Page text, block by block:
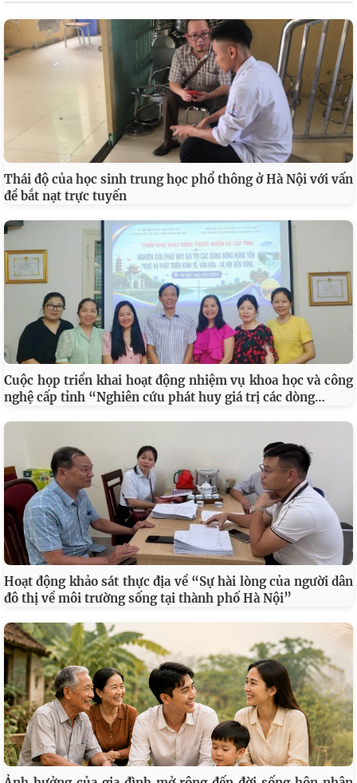
Thái độ của học sinh trung học phổ thông ở Hà Nội với vấn
đề bắt nạt trực tuyến
Cuộc họp triển khai hoạt động nhiệm vụ khoa học và công
nghệ cấp tỉnh “Nghiên cứu phát huy giá trị các dòng…
Hoạt động khảo sát thực địa về “Sự hài lòng của người dân
đô thị về môi trường sống tại thành phố Hà Nội”